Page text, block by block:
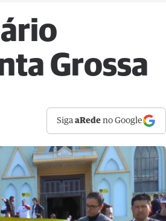
Grossa
SigaaRede no Google